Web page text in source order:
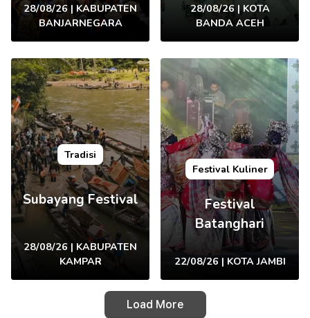
28/08/26 | KABUPATEN
BANJARNEGARA
28/08/26 | KOTA
BANDA ACEH
Tradisi
Subayang Festival
28/08/26 | KABUPATEN
KAMPAR
Festival Kuliner
Festival
Batanghari
22/08/26 | KOTA JAMBI
Load More